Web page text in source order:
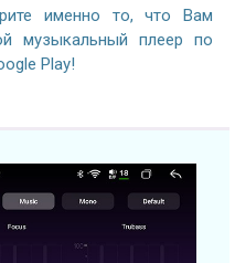
именно то, что Вам
музыкальный плеер по
Play!